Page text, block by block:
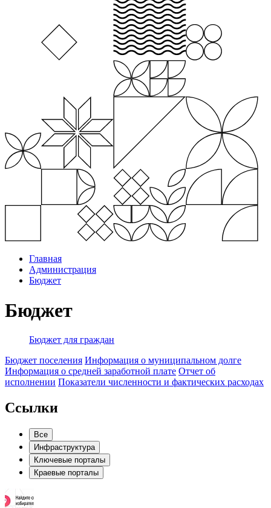
Главная
Администрация
Бюджет
Бюджет
Бюджет для граждан
Бюджет поселения Информация о муниципальном долге
Информация о средней заработной плате Отчет об
исполнении Показатели численности и фактических расходах
Ссылки
Все
Инфраструктура
Ключевые порталы
Краевые порталы